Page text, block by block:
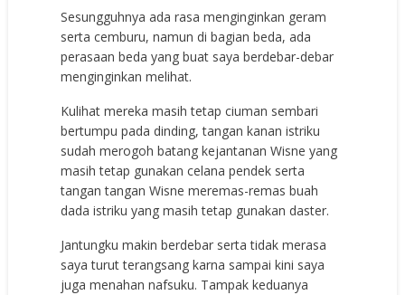
Sesungguhnya ada rasa menginginkan geram
serta cemburu, namun di bagian beda, ada
perasaan beda yang buat saya berdebar-debar
menginginkan melihat.
Kulihat mereka masih tetap ciuman sembari
bertumpu pada dinding, tangan kanan istriku
sudah merogoh batang kejantanan Wisne yang
masih tetap gunakan celana pendek serta
tangan tangan Wisne meremas-remas buah
dada istriku yang masih tetap gunakan daster.
Jantungku makin berdebar serta tidak merasa
saya turut terangsang karna sampai kini saya
juga menahan nafsuku. Tampak keduanya